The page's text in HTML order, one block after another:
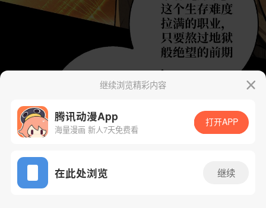
App免费看
继续浏览精彩内容
腾讯动漫App
海量漫画 新人7天免费看
打开APP
在此处浏览 继续